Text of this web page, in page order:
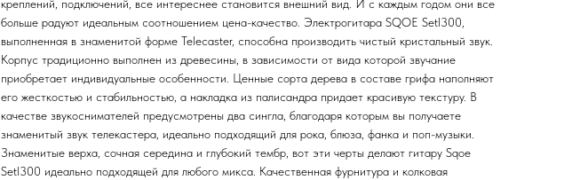
креплений, подключений, все интереснее становится внешний вид. И с каждым годом они все
больше радуют идеальным соотношением цена-качество. Электрогитара SQOE Setl300,
выполненная в знаменитой форме Telecaster, способна производить чистый кристальный звук.
Корпус традиционно выполнен из древесины, в зависимости от вида которой звучание
приобретает индивидуальные особенности. Ценные сорта дерева в составе грифа наполняют
его жесткостью и стабильностью, а накладка из палисандра придает красивую текстуру. В
качестве звукоснимателей предусмотрены два сингла, благодаря которым вы получаете
знаменитый звук телекастера, идеально подходящий для рока, блюза, фанка и поп-музыки.
Знаменитые верха, сочная середина и глубокий тембр, вот эти черты делают гитару Sqoe
Setl300 идеально подходящей для любого микса. Качественная фурнитура и колковая